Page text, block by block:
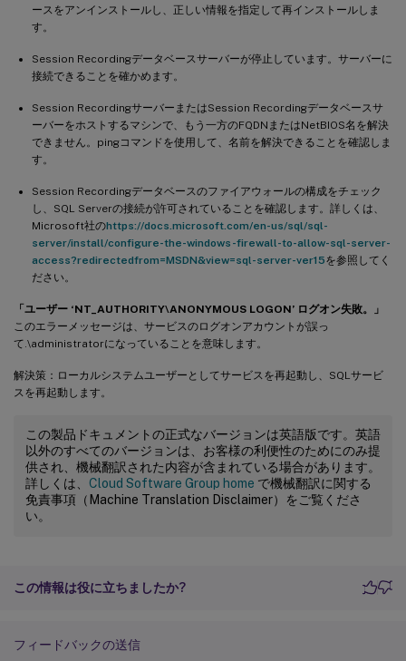
ースをアンインストールし、正しい情報を指定して再インストールしま
す。
Session Recordingデータベースサーバーが停止しています。サーバーに
接続できることを確かめます。
Session RecordingサーバーまたはSession Recordingデータベースサ
ーバーをホストするマシンで、もう一方のFQDNまたはNetBIOS名を解決
できません。pingコマンドを使用して、名前を解決できることを確認しま
す。
Session Recordingデータベースのファイアウォールの構成をチェック
し、SQL Serverの接続が許可されていることを確認します。詳しくは、
Microsoft社のhttps://docs.microsoft.com/en-us/sql/sql-
server/install/configure-the-windows-firewall-to-allow-sql-server-
access?redirectedfrom=MSDN&view=sql-server-ver15を参照してく
ださい。
「ユーザー ‘NT_AUTHORITY\ANONYMOUS LOGON’ ログオン失敗。」
このエラーメッセージは、サービスのログオンアカウントが誤っ
て.\administratorになっていることを意味します。
解決策：ローカルシステムユーザーとしてサービスを再起動し、SQLサービ
スを再起動します。
この製品ドキュメントの正式なバージョンは英語版です。英語
以外のすべてのバージョンは、お客様の利便性のためにのみ提
供され、機械翻訳された内容が含まれている場合があります。
詳しくは、 Cloud Software Group home で機械翻訳に関する
免責事項（Machine Translation Disclaimer）をご覧くださ
い。
この情報は役に立ちましたか?
フィードバックの送信